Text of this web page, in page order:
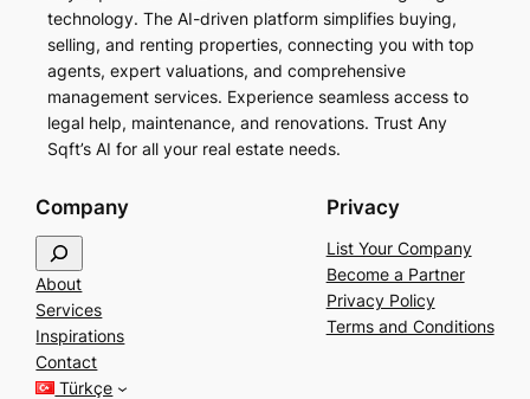
technology. The AI-driven platform simplifies buying,
selling, and renting properties, connecting you with top
agents, expert valuations, and comprehensive
management services. Experience seamless access to
legal help, maintenance, and renovations. Trust Any
Sqft’s AI for all your real estate needs.
Company
e
a
r
c
h
About
Services
Inspirations
Contact
Türkçe
Privacy
List Your Company
Become a Partner
Privacy Policy
Terms and Conditions